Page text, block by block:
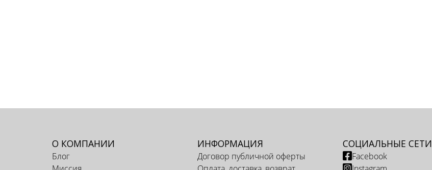
О КОМПАНИИ
Блог
ИНФОРМАЦИЯ
Договор публичной оферты
СОЦИАЛЬНЫЕ СЕТИ
Facebook